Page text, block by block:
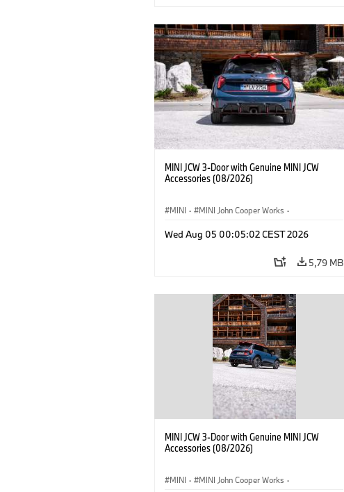
MINI JCW 3-Door with Genuine MINI JCW
Accessories (08/2026)
MINI · MINI John Cooper Works ·
Wed Aug 05 00:05:02 CEST 2026
5,79 MB
MINI JCW 3-Door with Genuine MINI JCW
Accessories (08/2026)
MINI · MINI John Cooper Works ·